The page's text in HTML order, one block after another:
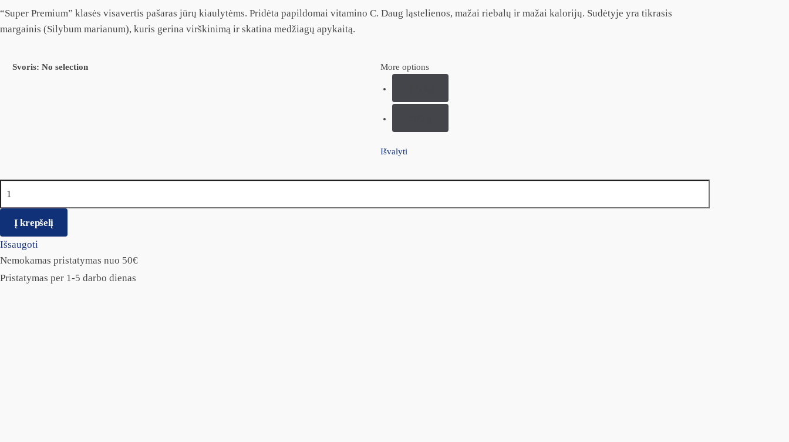
“Super Premium” klasės visavertis pašaras jūrų kiaulytėms. Pridėta papildomai vitamino C. Daug ląstelienos, mažai riebalų ir mažai kalorijų. Sudėtyje yra tikrasis
margainis (Silybum marianum), kuris gerina virškinimą ir skatina medžiagų apykaitą.
Svoris: No selection More options
Išvalyti
Į krepšelį
Išsaugoti
Nemokamas pristatymas nuo 50€
Pristatymas per 1-5 darbo dienas